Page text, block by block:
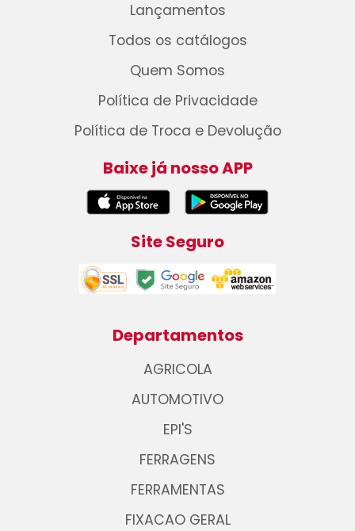
Lançamentos
Todos os catálogos
Quem Somos
Política de Privacidade
Política de Troca e Devolução
Baixe já nosso APP
Site Seguro
Departamentos
AGRICOLA
AUTOMOTIVO
EPI'S
FERRAGENS
FERRAMENTAS
FIXACAO GERAL